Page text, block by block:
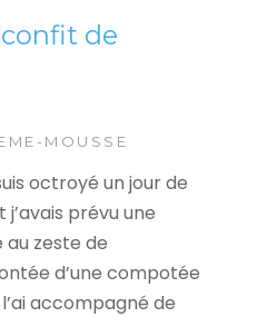
de
MOUSSE
octroyé un jour de
prévu une
zeste de
d’une compotée
accompagné de